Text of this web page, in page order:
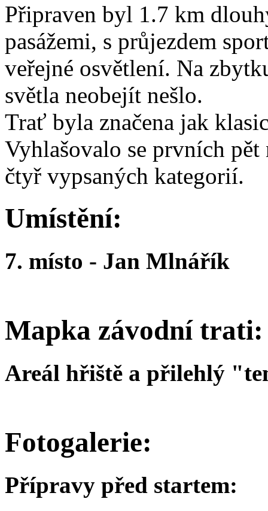
Připraven byl 1.7 km
pasážemi, s průjezdem
veřejné osvětlení. Na
světla neobejít nešlo.
Trať byla značena jak
Vyhlašovalo se prvních
čtyř vypsaných kategorií.
Umístění:
7. místo - Jan Mlnářík
Mapka závodní trati:
Areál hřiště a přilehlý
Fotogalerie:
Přípravy před startem: